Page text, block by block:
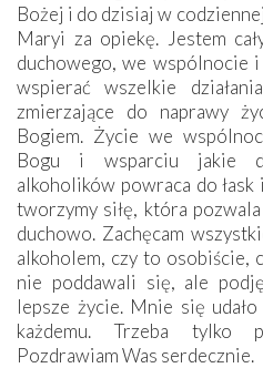
Bożej i do dzisiaj w
Maryi za opiekę. Jestem
duchowego, we wspólnocie
wspierać wszelkie
zmierzające do naprawy
Bogiem. Życie we
Bogu i wsparciu jakie
alkoholików powraca do
tworzymy siłę, która
duchowo. Zachęcam
alkoholem, czy to osobiście,
nie poddawali się, ale
lepsze życie. Mnie się
każdemu. Trzeba tylko
Pozdrawiam Was serdecznie.